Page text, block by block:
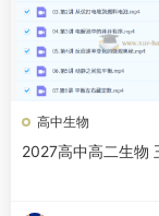
高中生物
2027高中高二生物